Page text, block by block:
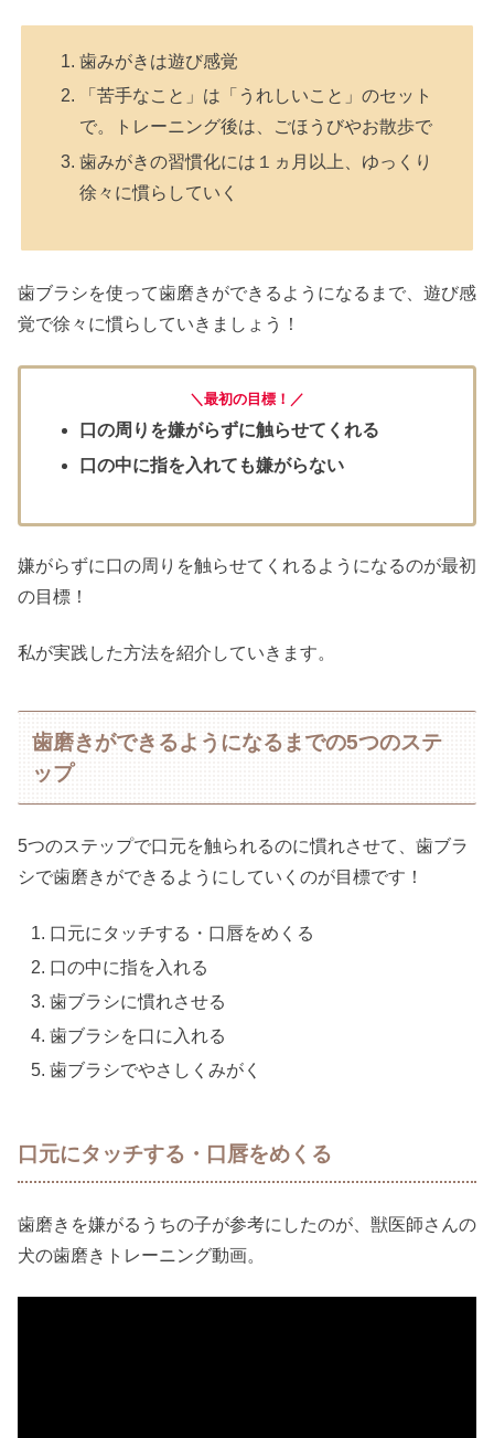
歯みがきは遊び感覚
「苦手なこと」は「うれしいこと」のセット
で。トレーニング後は、ごほうびやお散歩で
歯みがきの習慣化には１ヵ月以上、ゆっくり
徐々に慣らしていく
歯ブラシを使って歯磨きができるようになるまで、遊び感
覚で徐々に慣らしていきましょう！
＼最初の目標！／
口の周りを嫌がらずに触らせてくれる
口の中に指を入れても嫌がらない
嫌がらずに口の周りを触らせてくれるようになるのが最初
の目標！
私が実践した方法を紹介していきます。
歯磨きができるようになるまでの5つのステ
ップ
5つのステップで口元を触られるのに慣れさせて、歯ブラ
シで歯磨きができるようにしていくのが目標です！
口元にタッチする・口唇をめくる
口の中に指を入れる
歯ブラシに慣れさせる
歯ブラシを口に入れる
歯ブラシでやさしくみがく
口元にタッチする・口唇をめくる
歯磨きを嫌がるうちの子が参考にしたのが、獣医師さんの
犬の歯磨きトレーニング動画。